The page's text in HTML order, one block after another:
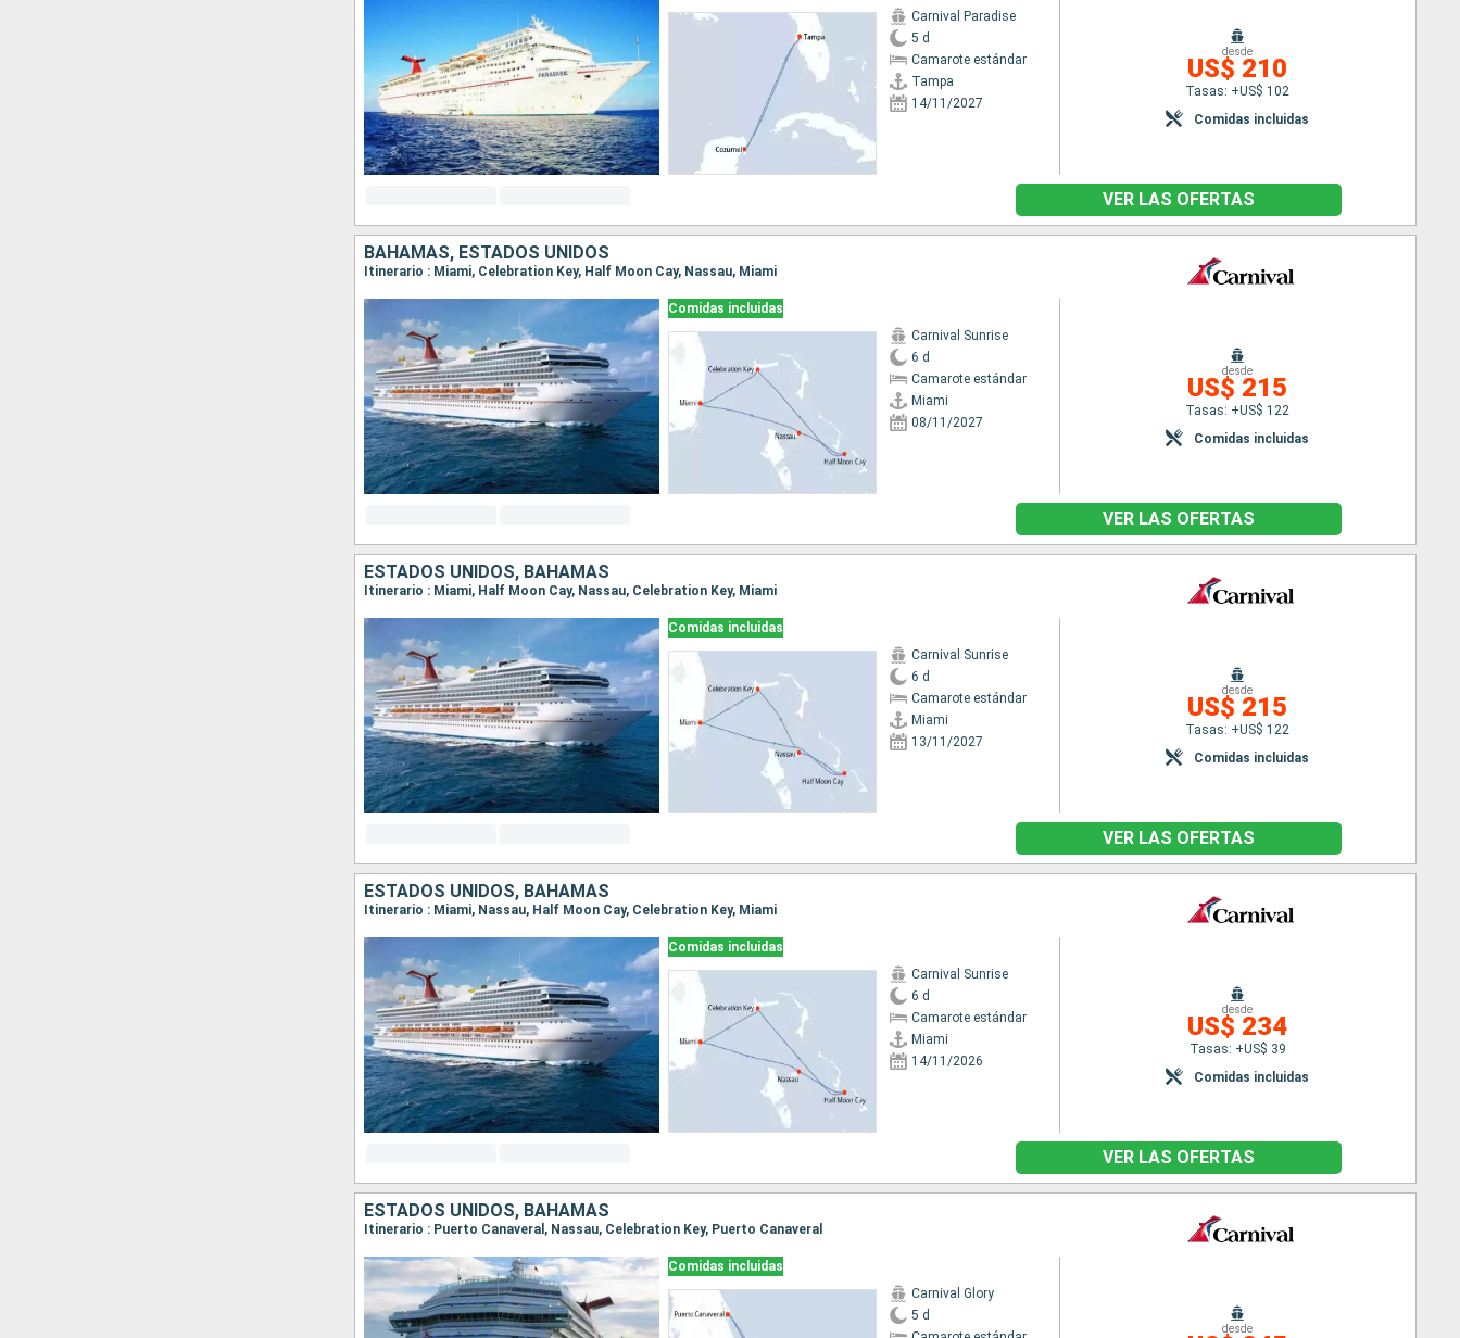
Carnival Paradise
5 d
Camarote estándar
Tampa
14/11/2027
desde
US$ 210
Tasas: +US$ 102
Comidas incluidas
VER LAS OFERTAS
BAHAMAS, ESTADOS UNIDOS
Itinerario : Miami, Celebration Key, Half Moon Cay, Nassau, Miami
Comidas incluidas
Carnival Sunrise
6 d
Camarote estándar
Miami
08/11/2027
desde
US$ 215
Tasas: +US$ 122
Comidas incluidas
VER LAS OFERTAS
ESTADOS UNIDOS, BAHAMAS
Itinerario : Miami, Half Moon Cay, Nassau, Celebration Key, Miami
Comidas incluidas
Carnival Sunrise
6 d
Camarote estándar
Miami
13/11/2027
desde
US$ 215
Tasas: +US$ 122
Comidas incluidas
VER LAS OFERTAS
ESTADOS UNIDOS, BAHAMAS
Itinerario : Miami, Nassau, Half Moon Cay, Celebration Key, Miami
Comidas incluidas
Carnival Sunrise
6 d
Camarote estándar
Miami
14/11/2026
desde
US$ 234
Tasas: +US$ 39
Comidas incluidas
VER LAS OFERTAS
ESTADOS UNIDOS, BAHAMAS
Itinerario : Puerto Canaveral, Nassau, Celebration Key, Puerto Canaveral
Comidas incluidas
Carnival Glory
5 d
desde